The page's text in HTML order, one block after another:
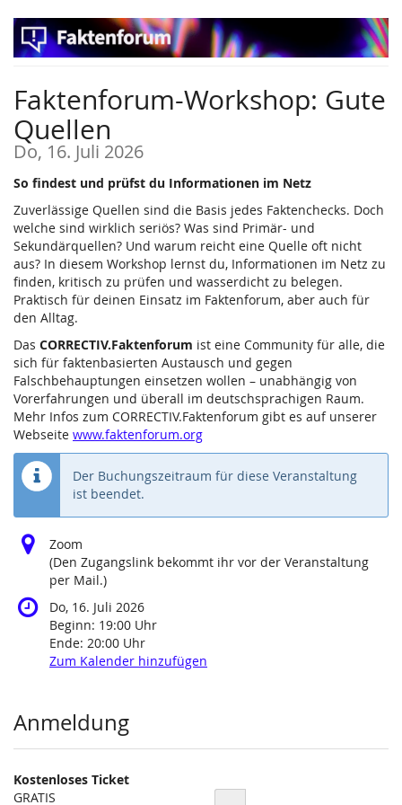
Zum
Haupt-
Inhalt
Faktenforum-Workshop: Gute
Quellen
Do, 16. Juli 2026
So findest und prüfst du Informationen im Netz
Zuverlässige Quellen sind die Basis jedes Faktenchecks. Doch
welche sind wirklich seriös? Was sind Primär- und
Sekundärquellen? Und warum reicht eine Quelle oft nicht
aus? In diesem Workshop lernst du, Informationen im Netz zu
finden, kritisch zu prüfen und wasserdicht zu belegen.
Praktisch für deinen Einsatz im Faktenforum, aber auch für
den Alltag.
Das CORRECTIV.Faktenforum ist eine Community für alle, die
sich für faktenbasierten Austausch und gegen
Falschbehauptungen einsetzen wollen – unabhängig von
Vorerfahrungen und überall im deutschsprachigen Raum.
Mehr Infos zum CORRECTIV.Faktenforum gibt es auf unserer
Webseite www.faktenforum.org
Der Buchungszeitraum für diese Veranstaltung
ist beendet.
Zoom
(Den Zugangslink bekommt ihr vor der Veranstaltung
per Mail.)
Do, 16. Juli 2026
Beginn: 19:00 Uhr
Ende: 20:00 Uhr
Zum Kalender hinzufügen
Produkte
Anmeldung
Kostenloses Ticket
GRATIS